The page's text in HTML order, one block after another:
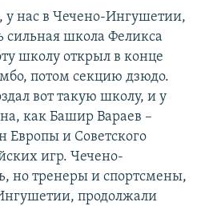
у нас в Чечено-Ингушетии,
сильная школа Феликса
школу открыл в конце
потом секцию дзюдо.
вот такую школу, и у
как Башир Вараев –
и Советского
игр. Чечено-
но тренеры и спортсмены,
продолжали